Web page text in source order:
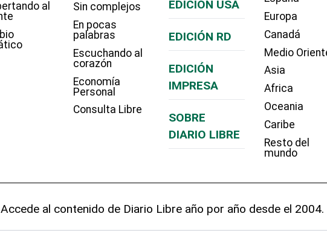
al
Sin complejos
En pocas
palabras
Escuchando al
corazón
Economía
Personal
Consulta Libre
EDICIÓN USA
EDICIÓN RD
EDICIÓN
IMPRESA
SOBRE
DIARIO LIBRE
Europa
Canadá
Medio
Asia
Africa
Oceania
Caribe
Resto del
mundo
Accede al contenido de Diario Libre año por año desde el 2004.